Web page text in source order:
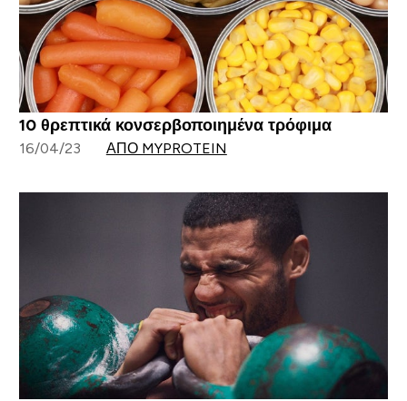
10 θρεπτικά κονσερβοποιημένα τρόφιμα
16/04/23 ΑΠΌ MYPROTEIN